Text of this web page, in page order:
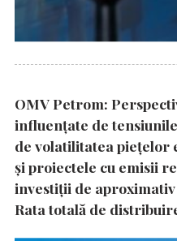
OMV Petrom:
influențate de
de volatilitatea piețelor
și proiectele cu emisii
investiții de
Rata totală de